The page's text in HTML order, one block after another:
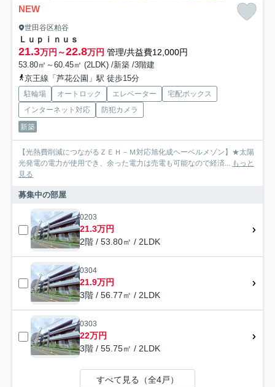
NEW
世田谷区粕谷
Ｌｕｐｉｎｕｓ
21.3万円～22.8万円 管理/共益費12,000円
53.80㎡～60.45㎡ (2LDK) /新築 /3階建
京王線「芦花公園」駅 徒歩15分
駐輪場 オートロック エレベーター
宅配ボックス
インターネット対応
防犯カメラ
新築
【光熱費削減につながるＺＥＨ－Ｍ対応旭化成ヘーベルメゾン】★太陽
光発電の電力が使用でき、余った電力は売電も可能なので経済... もっと
見る
募集中の部屋
0203
21.3万円
2階 / 53.80㎡ / 2LDK
0304
21.9万円
3階 / 56.77㎡ / 2LDK
0303
22万円
3階 / 55.75㎡ / 2LDK
すべて見る（全4戸）